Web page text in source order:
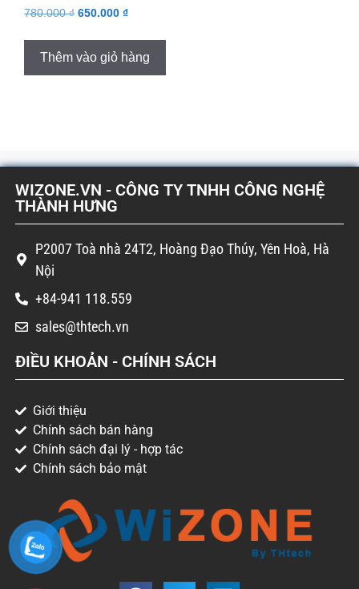
780.000₫ 650.000 ₫
Thêm vào giỏ hàng
WIZONE.VN - CÔNG TY TNHH CÔNG NGHỆ
THÀNH HƯNG
P2007 Toà nhà 24T2, Hoàng Đạo Thúy, Yên Hoà, Hà
Nội
+84-941 118.559
sales@thtech.vn
ĐIỀU KHOẢN - CHÍNH SÁCH
Giới thiệu
Chính sách bán hàng
Chính sách đại lý - hợp tác
Chính sách bảo mật